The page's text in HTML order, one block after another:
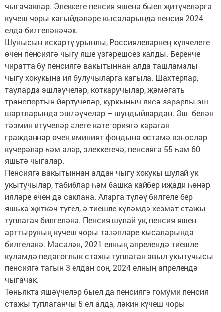
чыгачаклар. Элеккеге пенсия яшенә быел җитүчеләргә
күчеш чоры кагыйдәләре кысаларында пенсия 2024
елда билгеләнәчәк.
Шунысын искәртү урынлы, Россиялеләрнең күпчелеге
өчен пенсиягә чыгу яше үзгәрешсез калды. Беренче
чиратта бу пенсиягә вакытыннан алда ташламалы
чыгу хокукына ия булучыларга кагыла. Шахтерлар,
тауларда эшләүчеләр, коткаручылар, җәмәгать
транспортын йөртүчеләр, куркыныч яисә зарарлы эш
шартларында эшләүчеләр – шундыйлардан. Эш белән
тәэмин итүчеләр әлеге категориягә караган
гражданнар өчен иминият фондына өстәмә взнослар
күчерәләр һәм алар, элеккегечә, пенсиягә 55 һәм 60
яшьтә чыгалар.
Пенсиягә вакытыннан алдан чыгу хокукы шулай ук
укытучылар, табиблар һәм башка кайбер иҗади һөнәр
ияләре өчен дә саклана. Аларга түләү билгеле бер
яшькә җиткәч түгел, ә тиешле күләмдә хезмәт стажы
туплагач билгеләнә. Пенсия шулай ук, пенсия яшен
арттыруның күчеш чоры таләпләре кысаларында
билгеләнә. Мәсәлән, 2021 елның апрелендә тиешле
күләмдә педагоглык стажы туплаган авыл укытучысы
пенсиягә тагын 3 елдан соң, 2024 елның апрелендә
чыгачак.
Төньякта яшәүчеләр быел да пенсиягә гомуми пенсия
стажы туплаганчы 5 ел алда, ләкин күчеш чоры